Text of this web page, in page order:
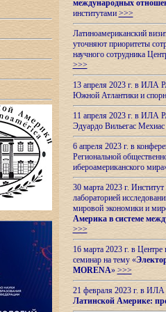
международных
институтами >>>
Латиноамериканский
уточняют приоритеты
научного сотрудника
>>>
13 апреля 2023 г. в ИЛА
Южной Атлантики и
11 апреля 2023 г. в ИЛА
Эдуардо Вильегас
6 апреля 2023 г. в
Региональной
ибероамериканского
30 марта 2023 г.
лабораторией
мировой экономики и
Америка в системе
>>>
16 марта 2023 г. в Центре
семинар на тему «
MORENA» >>>
21 февраля 2023 г. в
Латинской Америке: